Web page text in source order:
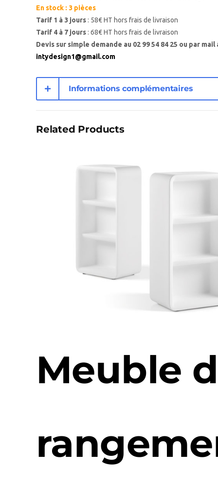
En stock : 3 pièces
Tarif 1 à 3 jours : 58€ HT hors frais de livraison
Tarif 4 à 7 jours : 68€ HT hors frais de livraison
Devis sur simple demande au 02 99 54 84 25 ou par mail
intydesign1@gmail.com
Informations complémentaires
Related Products
Meuble